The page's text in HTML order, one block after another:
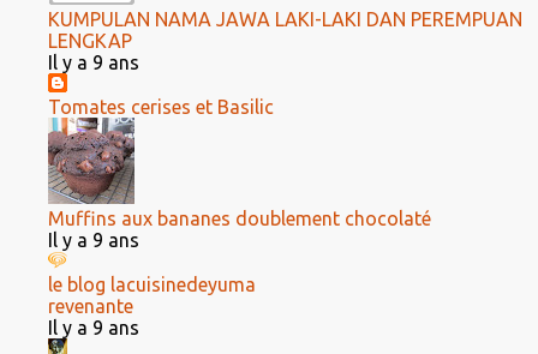
KUMPULAN NAMA JAWA LAKI-LAKI DAN PEREMPUAN
LENGKAP
Il y a 9 ans
Tomates cerises et Basilic
Muffins aux bananes doublement chocolaté
Il y a 9 ans
le blog lacuisinedeyuma
revenante
Il y a 9 ans